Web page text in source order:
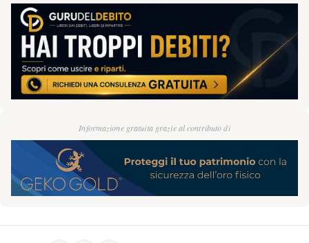
Informazione gratuita grazie al contributo di